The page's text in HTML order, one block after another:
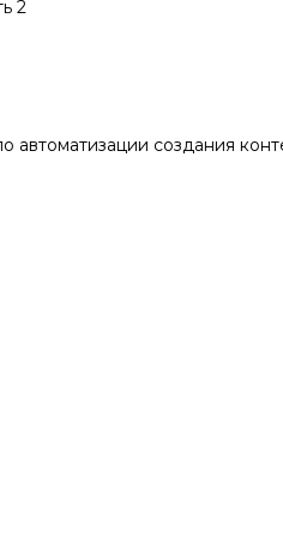
2
автоматизации создания